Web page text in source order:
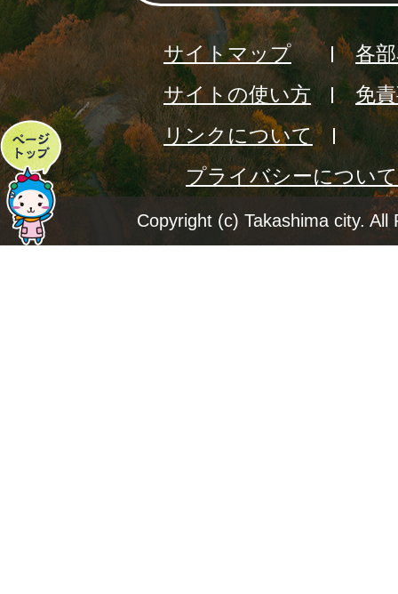
ペ
ー
ジ
サイトマップ
各
サイトの使い方
免
リンクについて
プライバシーについて
Copyright (c) Takashima city. All